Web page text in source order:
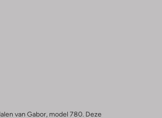
van Gabor, model 780. Deze